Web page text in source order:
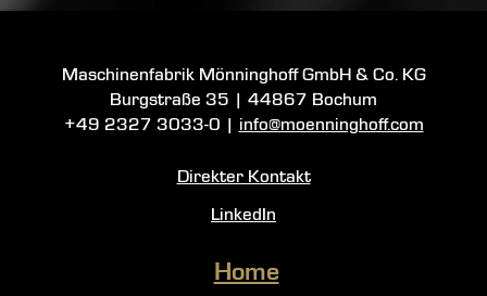
Maschinenfabrik Mönninghoff GmbH & Co. KG
Burgstraße 35
44867 Bochum
+49 2327 3033-0
info@moenninghoff.com
Direkter Kontakt
LinkedIn
Home